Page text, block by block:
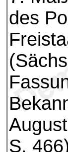
des
S.